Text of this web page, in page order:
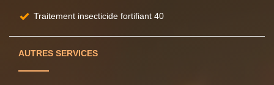
Traitement insecticide fortifiant 40
AUTRES SERVICES